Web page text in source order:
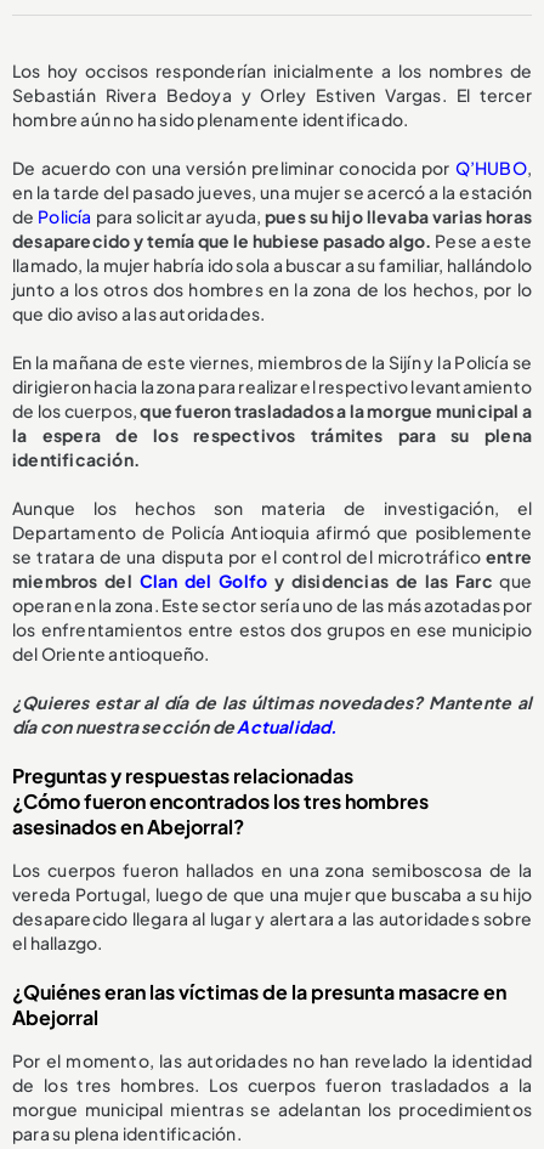
Los hoy occisos responderían inicialmente a los nombres de
Sebastián Rivera Bedoya y Orley Estiven Vargas. El tercer
hombre aún no ha sido plenamente identificado.
De acuerdo con una versión preliminar conocida por Q’HUBO,
en la tarde del pasado jueves, una mujer se acercó a la estación
de Policía para solicitar ayuda, pues su hijo llevaba varias horas
desaparecido y temía que le hubiese pasado algo. Pese a este
llamado, la mujer habría ido sola a buscar a su familiar, hallándolo
junto a los otros dos hombres en la zona de los hechos, por lo
que dio aviso a las autoridades.
En la mañana de este viernes, miembros de la Sijín y la Policía se
dirigieron hacia la zona para realizar el respectivo levantamiento
de los cuerpos,que fueron trasladados a la morgue municipal a
la espera de los respectivos trámites para su plena
identificación.
Aunque los hechos son materia de investigación, el
Departamento de Policía Antioquia afirmó que posiblemente
se tratara de una disputa por el control del microtráfico entre
miembros del Clan del Golfo y disidencias de las Farcque
operan en la zona. Este sector sería uno de las más azotadas por
los enfrentamientos entre estos dos grupos en ese municipio
del Oriente antioqueño.
¿Quieres estar al día de las últimas novedades? Mantente al
día con nuestra sección deActualidad.
Preguntas y respuestas relacionadas
¿Cómo fueron encontrados los tres hombres
asesinados en Abejorral?
Los cuerpos fueron hallados en una zona semiboscosa de la
vereda Portugal, luego de que una mujer que buscaba a su hijo
desaparecido llegara al lugar y alertara a las autoridades sobre
el hallazgo.
¿Quiénes eran las víctimas de la presunta masacre en
Abejorral
Por el momento, las autoridades no han revelado la identidad
de los tres hombres. Los cuerpos fueron trasladados a la
morgue municipal mientras se adelantan los procedimientos
para su plena identificación.